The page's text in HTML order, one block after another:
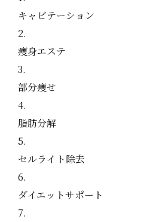
キャビテーション
痩身エステ
部分痩せ
脂肪分解
セルライト除去
ダイエットサポート